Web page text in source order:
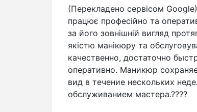
(Перекладено сервісом
працює професійно та
за його зовнішній вигляд
якістю манікюру та
качественно, достаточно
оперативно. Маникюр
вид в течение нескольких
обслуживанием мастера.????